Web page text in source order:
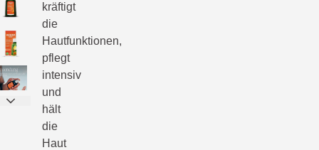
kräftigt
die
Hautfunktionen,
pflegt
intensiv
und
hält
die
Haut